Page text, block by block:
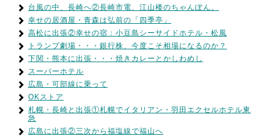
台風の中、長崎へ②長崎市電、江山楼のちゃんぽん。
幸せの居酒屋・青森は弘前の「四季亭」
高松に出張②幸せの宿：小豆島シーサイドホテル・松風
トランプ劇場・・・銀行株、今度こそ相場になるのか？
下関・熊本に出張・・・焼きカレーとかしわめし
スーパーホテル
広島・可部線に乗って
OKストア
札幌・長崎と出張①札幌でイタリアン・羽田エクセルホテル東
急
広島に出張②三次から福塩線で福山へ